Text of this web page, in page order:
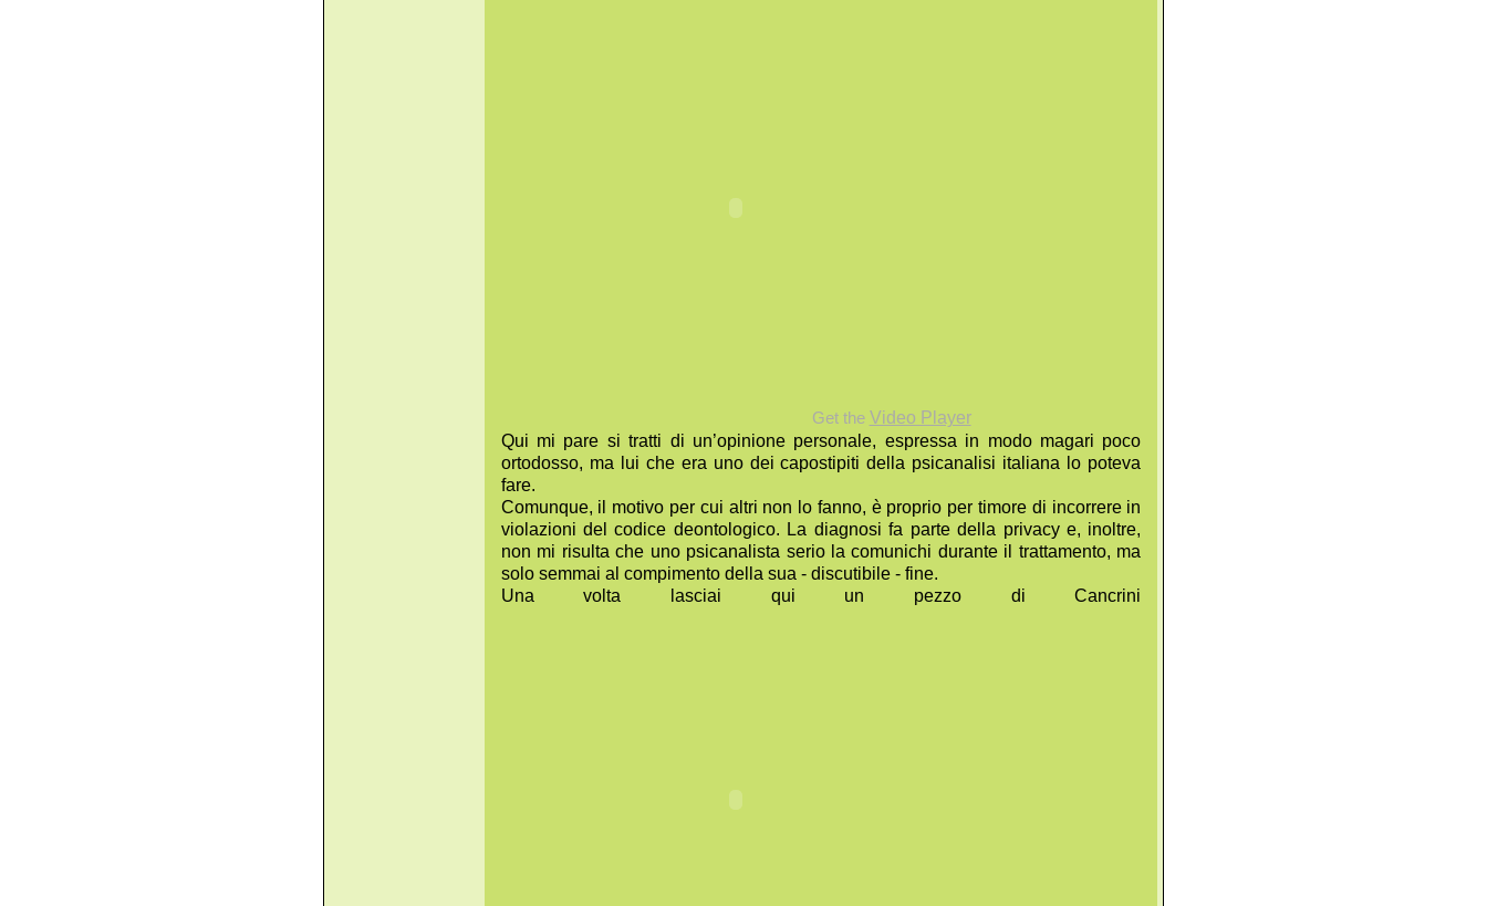
Get the Video Player
Qui mi pare si tratti di un’opinione personale, espressa in modo magari poco
ortodosso, ma lui che era uno dei capostipiti della psicanalisi italiana lo poteva
fare.
Comunque, il motivo per cui altri non lo fanno, è proprio per timore di incorrere in
violazioni del codice deontologico. La diagnosi fa parte della privacy e, inoltre,
non mi risulta che uno psicanalista serio la comunichi durante il trattamento, ma
solo semmai al compimento della sua - discutibile - fine.
Una volta lasciai qui un pezzo di Cancrini